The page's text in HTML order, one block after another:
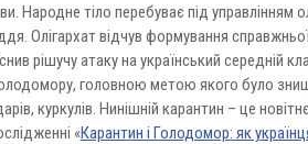
Народне тіло перебуває під управлінням
Олігархат відчув формування
рішучу атаку на український середній
головною метою якого було
куркулів. Нинішній карантин – це
«Карантин і Голодомор: як